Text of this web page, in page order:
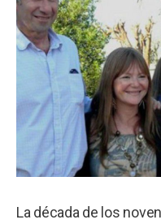
La década de los